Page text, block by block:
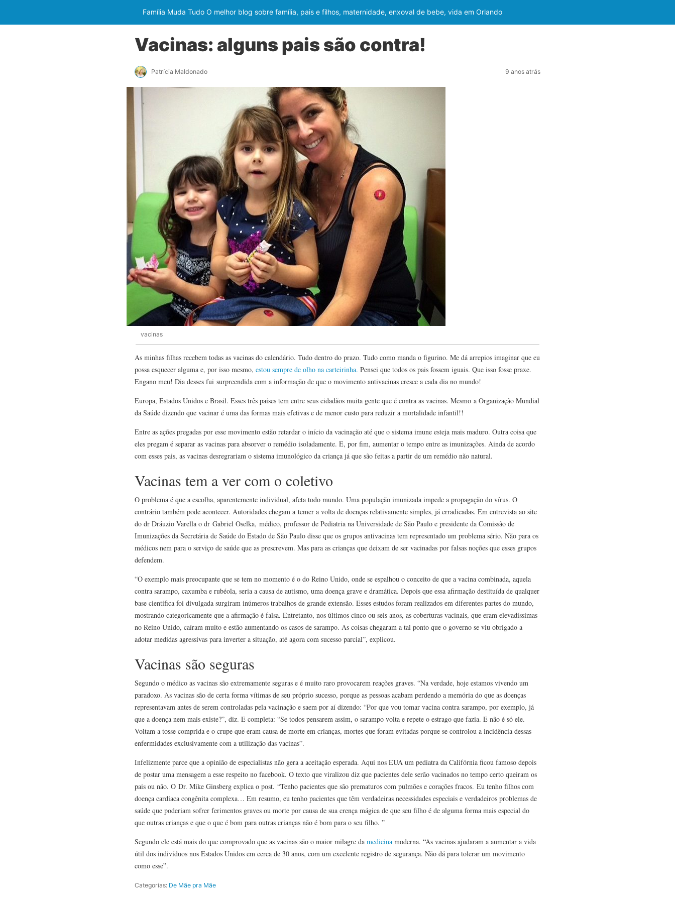
Família Muda Tudo O melhor blog sobre família, pais e filhos, maternidade, enxoval de bebe, vida em Orlando
Vacinas: alguns pais são contra!
Patrícia Maldonado 9 anos atrás
vacinas
As minhas filhas recebem todas as vacinas do calendário. Tudo dentro do prazo. Tudo como manda o figurino. Me dá arrepios imaginar que eu
possa esquecer alguma e, por isso mesmo, estou sempre de olho na carteirinha. Pensei que todos os pais fossem iguais. Que isso fosse praxe.
Engano meu! Dia desses fui surpreendida com a informação de que o movimento antivacinas cresce a cada dia no mundo!
Europa, Estados Unidos e Brasil. Esses três países tem entre seus cidadãos muita gente que é contra as vacinas. Mesmo a Organização Mundial
da Saúde dizendo que vacinar é uma das formas mais efetivas e de menor custo para reduzir a mortalidade infantil!!
Entre as ações pregadas por esse movimento estão retardar o início da vacinação até que o sistema imune esteja mais maduro. Outra coisa que
eles pregam é separar as vacinas para absorver o remédio isoladamente. E, por fim, aumentar o tempo entre as imunizações. Ainda de acordo
com esses pais, as vacinas desregrariam o sistema imunológico da criança já que são feitas a partir de um remédio não natural.
Vacinas tem a ver com o coletivo
O problema é que a escolha, aparentemente individual, afeta todo mundo. Uma população imunizada impede a propagação do vírus. O
contrário também pode acontecer. Autoridades chegam a temer a volta de doenças relativamente simples, já erradicadas. Em entrevista ao site
do dr Dráuzio Varella o dr Gabriel Oselka, médico, professor de Pediatria na Universidade de São Paulo e presidente da Comissão de
Imunizações da Secretária de Saúde do Estado de São Paulo disse que os grupos antivacinas tem representado um problema sério. Não para os
médicos nem para o serviço de saúde que as prescrevem. Mas para as crianças que deixam de ser vacinadas por falsas noções que esses grupos
defendem.
“O exemplo mais preocupante que se tem no momento é o do Reino Unido, onde se espalhou o conceito de que a vacina combinada, aquela
contra sarampo, caxumba e rubéola, seria a causa de autismo, uma doença grave e dramática. Depois que essa afirmação destituída de qualquer
base científica foi divulgada surgiram inúmeros trabalhos de grande extensão. Esses estudos foram realizados em diferentes partes do mundo,
mostrando categoricamente que a afirmação é falsa. Entretanto, nos últimos cinco ou seis anos, as coberturas vacinais, que eram elevadíssimas
no Reino Unido, caíram muito e estão aumentando os casos de sarampo. As coisas chegaram a tal ponto que o governo se viu obrigado a
adotar medidas agressivas para inverter a situação, até agora com sucesso parcial”, explicou.
Vacinas são seguras
Segundo o médico as vacinas são extremamente seguras e é muito raro provocarem reações graves. “Na verdade, hoje estamos vivendo um
paradoxo. As vacinas são de certa forma vítimas de seu próprio sucesso, porque as pessoas acabam perdendo a memória do que as doenças
representavam antes de serem controladas pela vacinação e saem por aí dizendo: “Por que vou tomar vacina contra sarampo, por exemplo, já
que a doença nem mais existe?”, diz. E completa: “Se todos pensarem assim, o sarampo volta e repete o estrago que fazia. E não é só ele.
Voltam a tosse comprida e o crupe que eram causa de morte em crianças, mortes que foram evitadas porque se controlou a incidência dessas
enfermidades exclusivamente com a utilização das vacinas”.
Infelizmente parce que a opinião de especialistas não gera a aceitação esperada. Aqui nos EUA um pediatra da Califórnia ficou famoso depois
de postar uma mensagem a esse respeito no facebook. O texto que viralizou diz que pacientes dele serão vacinados no tempo certo queiram os
pais ou não. O Dr. Mike Ginsberg explica o post. “Tenho pacientes que são prematuros com pulmões e corações fracos. Eu tenho filhos com
doença cardíaca congênita complexa… Em resumo, eu tenho pacientes que têm verdadeiras necessidades especiais e verdadeiros problemas de
saúde que poderiam sofrer ferimentos graves ou morte por causa de sua crença mágica de que seu filho é de alguma forma mais especial do
que outras crianças e que o que é bom para outras crianças não é bom para o seu filho. ”
Segundo ele está mais do que comprovado que as vacinas são o maior milagre da medicina moderna. “As vacinas ajudaram a aumentar a vida
útil dos indivíduos nos Estados Unidos em cerca de 30 anos, com um excelente registro de segurança. Não dá para tolerar um movimento
como esse”.
Categorias: De Mãe pra Mãe